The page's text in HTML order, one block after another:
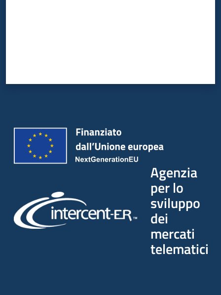
Agenzia
per lo
sviluppo
dei
mercati
telematici